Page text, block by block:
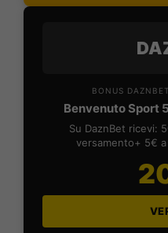
BONUS
Benvenuto Sport
Su DaznBet ricevi:
versamento+ 5€